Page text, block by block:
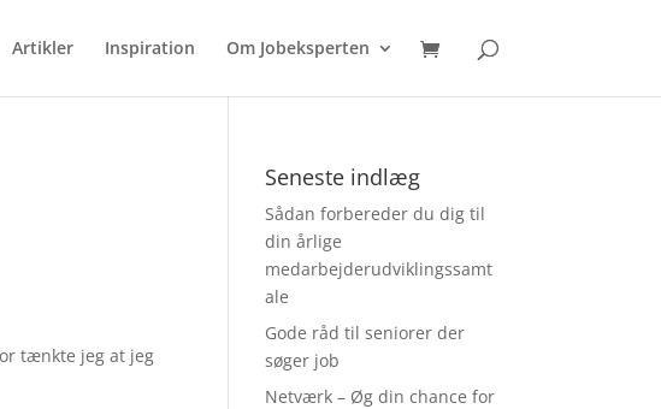
Artikler Inspiration Om Jobeksperten
tænkte jeg at jeg
Seneste indlæg
Sådan forbereder du dig til
din årlige
medarbejderudviklingssamt
ale
Gode råd til seniorer der
søger job
Netværk – Øg din chance for